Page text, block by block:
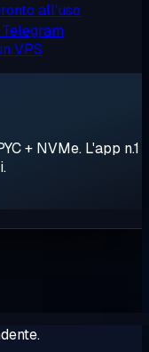
all'uso
VPS
+ NVMe. L'app n.1